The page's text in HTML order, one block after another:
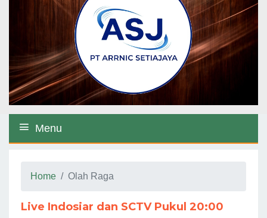
Menu
Home Olah Raga
Live Indosiar dan SCTV Pukul 20:00